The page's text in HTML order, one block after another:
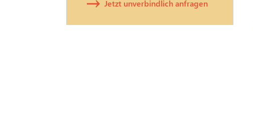
Jetzt unverbindlich anfragen